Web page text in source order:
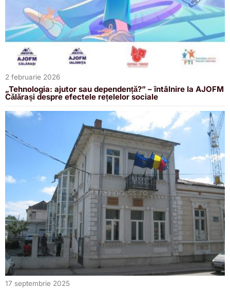
2 februarie 2026
„Tehnologia: ajutor sau dependență?” – întâlnire la AJOFM
Călărași despre efectele rețelelor sociale
17 septembrie 2025